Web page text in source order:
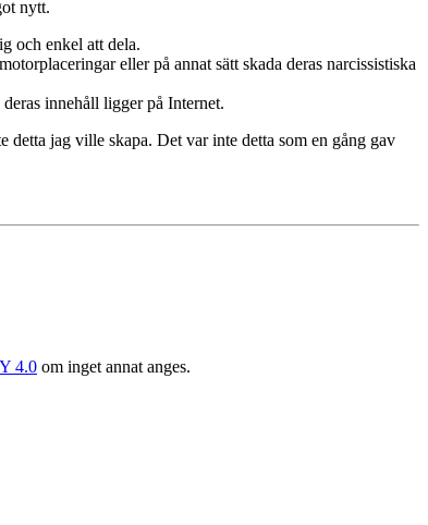
nytt.
och enkel att dela.
eller på annat sätt skada deras narcissistiska
innehåll ligger på Internet.
detta jag ville skapa. Det var inte detta som en gång gav
4.0 om inget annat anges.